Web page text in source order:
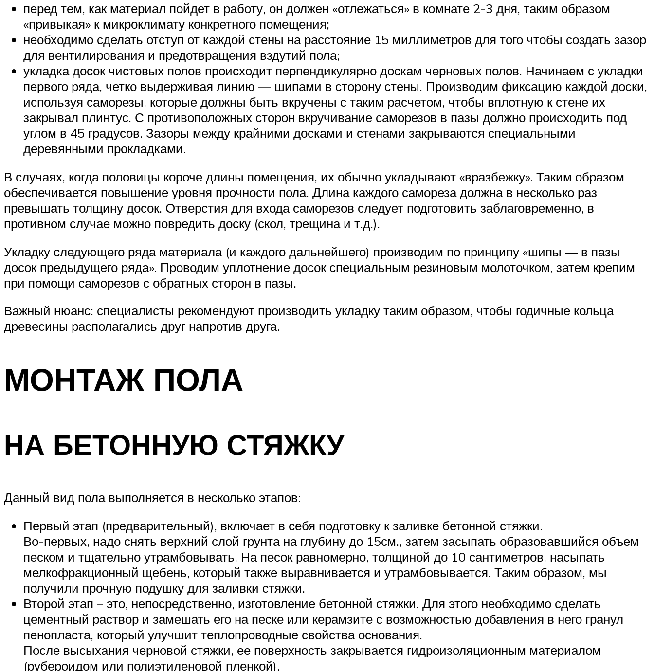
перед тем, как материал пойдет в работу, он должен «отлежаться» в комнате 2-3 дня, таким образом
«привыкая» к микроклимату конкретного помещения;
необходимо сделать отступ от каждой стены на расстояние 15 миллиметров для того чтобы создать зазор
для вентилирования и предотвращения вздутий пола;
укладка досок чистовых полов происходит перпендикулярно доскам черновых полов. Начинаем с укладки
первого ряда, четко выдерживая линию — шипами в сторону стены. Производим фиксацию каждой доски,
используя саморезы, которые должны быть вкручены с таким расчетом, чтобы вплотную к стене их
закрывал плинтус. С противоположных сторон вкручивание саморезов в пазы должно происходить под
углом в 45 градусов. Зазоры между крайними досками и стенами закрываются специальными
деревянными прокладками.
В случаях, когда половицы короче длины помещения, их обычно укладывают «вразбежку». Таким образом
обеспечивается повышение уровня прочности пола. Длина каждого самореза должна в несколько раз
превышать толщину досок. Отверстия для входа саморезов следует подготовить заблаговременно, в
противном случае можно повредить доску (скол, трещина и т.д.).
Укладку следующего ряда материала (и каждого дальнейшего) производим по принципу «шипы — в пазы
досок предыдущего ряда». Проводим уплотнение досок специальным резиновым молоточком, затем крепим
при помощи саморезов с обратных сторон в пазы.
Важный нюанс: специалисты рекомендуют производить укладку таким образом, чтобы годичные кольца
древесины располагались друг напротив друга.
МОНТАЖ ПОЛА
НА БЕТОННУЮ СТЯЖКУ
Данный вид пола выполняется в несколько этапов:
Первый этап (предварительный), включает в себя подготовку к заливке бетонной стяжки.
Во-первых, надо снять верхний слой грунта на глубину до 15см., затем засыпать образовавшийся объем
песком и тщательно утрамбовывать. На песок равномерно, толщиной до 10 сантиметров, насыпать
мелкофракционный щебень, который также выравнивается и утрамбовывается. Таким образом, мы
получили прочную подушку для заливки стяжки.
Второй этап – это, непосредственно, изготовление бетонной стяжки. Для этого необходимо сделать
цементный раствор и замешать его на песке или керамзите с возможностью добавления в него гранул
пенопласта, который улучшит теплопроводные свойства основания.
После высыхания черновой стяжки, ее поверхность закрывается гидроизоляционным материалом
(рубероидом или полиэтиленовой пленкой).